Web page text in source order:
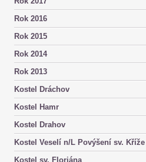
Rok 2016
Rok 2015
Rok 2014
Rok 2013
Kostel Dráchov
Kostel Hamr
Kostel Drahov
Kostel Veselí n/L Povýšení sv. Kříže
Kostel sv. Floriána